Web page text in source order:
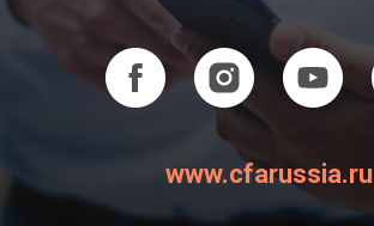
www.cfarussia.ru